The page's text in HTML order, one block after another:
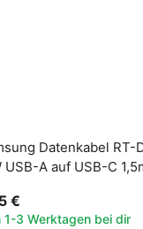
Datenkabel RT-
USB-A auf USB-C
€
1-3 Werktagen bei dir